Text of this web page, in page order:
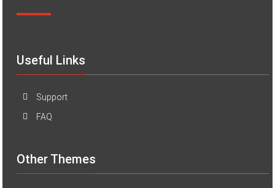
Useful Links
Support
FAQ
Other Themes